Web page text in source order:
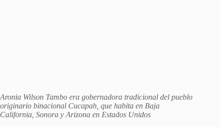
Aronia Wilson Tambo era gobernadora tradicional del pueblo
originario binacional Cucapah, que habita en Baja
California, Sonora y Arizona en Estados Unidos